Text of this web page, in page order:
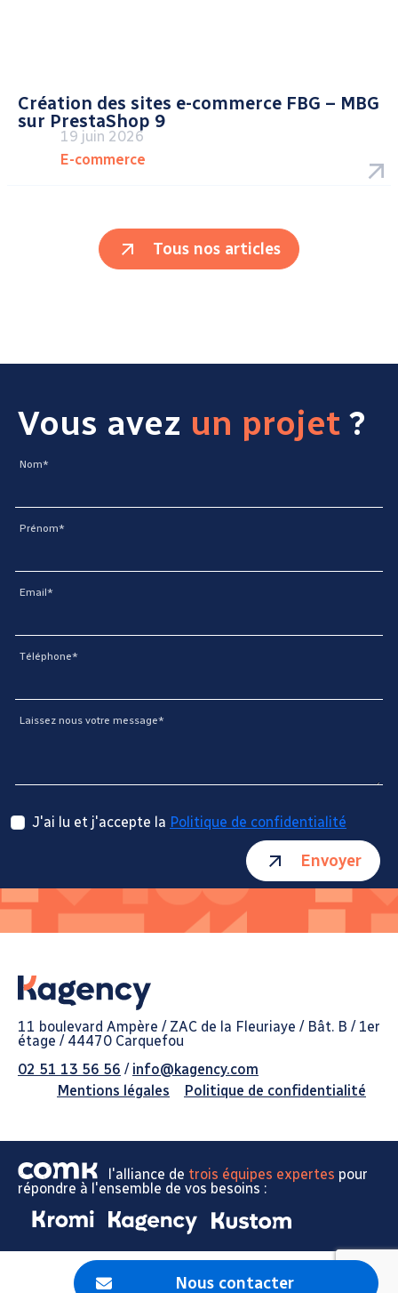
Nous contacter
Création des sites e-commerce FBG – MBG
sur PrestaShop 9
19 juin 2026
E-commerce
Tous nos articles
Vous avez un projet ?
Nom*
Prénom*
Email*
Téléphone*
Laissez nous votre message*
J'ai lu et j'accepte la Politique de confidentialité
Envoyer
11 boulevard Ampère / ZAC de la Fleuriaye / Bât. B / 1er
étage / 44470 Carquefou
02 51 13 56 56 / info@kagency.com
Mentions légales
Politique de confidentialité
l'alliance de trois équipes expertes pour
répondre à l'ensemble de vos besoins :